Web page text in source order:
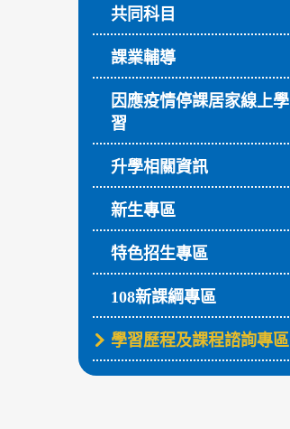
共同科目
課業輔導
因應疫情停課居家線上學
習
升學相關資訊
新生專區
特色招生專區
108新課綱專區
學習歷程及課程諮詢專區